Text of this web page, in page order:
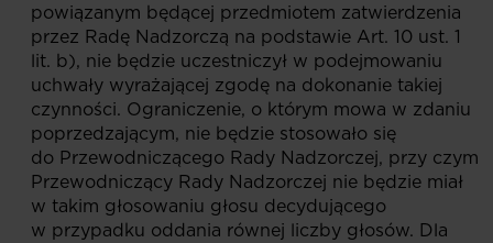
powiązanym będącej przedmiotem zatwierdzenia
przez Radę Nadzorczą na podstawie Art. 10 ust. 1
lit. b), nie będzie uczestniczył w podejmowaniu
uchwały wyrażającej zgodę na dokonanie takiej
czynności. Ograniczenie, o którym mowa w zdaniu
poprzedzającym, nie będzie stosowało się
do Przewodniczącego Rady Nadzorczej, przy czym
Przewodniczący Rady Nadzorczej nie będzie miał
w takim głosowaniu głosu decydującego
w przypadku oddania równej liczby głosów. Dla